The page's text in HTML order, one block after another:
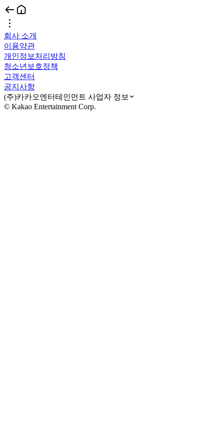
회사 소개
이용약관
개인정보처리방침
청소년보호정책
고객센터
공지사항
(주)카카오엔터테인먼트 사업자 정보
© Kakao Entertainment Corp.